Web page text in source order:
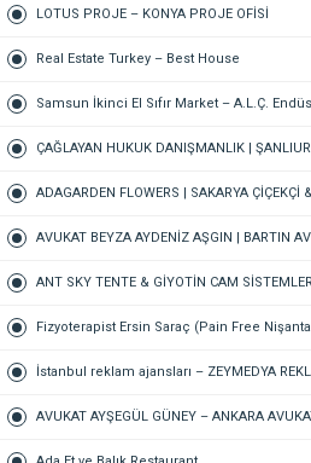
VETERİNER – 7/24 AÇIK NÖBETÇİ VETERİNER
LOTUS PROJE – KONYA PROJE OFİSİ
Real Estate Turkey – Best House
Samsun İkinci El Sıfır Market – A.L.Ç.
ÇAĞLAYAN HUKUK DANIŞMANLIK |
ADAGARDEN FLOWERS | SAKARYA
GELİN ÇİÇEĞİ – DÜĞÜN-NİŞAN –
AVUKAT BEYZA AYDENİZ AŞGIN | BARTIN
BÜROSU – AİLE, CEZA, İŞ HUKUKU,
ANT SKY TENTE & GİYOTİN CAM
Fizyoterapist Ersin Saraç (Pain Free
İstanbul reklam ajansları – ZEYMEDYA
SEO AJANSI, DİJİTAL PAZARLAMA AJANSI,
REKLAM
AVUKAT AYŞEGÜL GÜNEY – ANKARA